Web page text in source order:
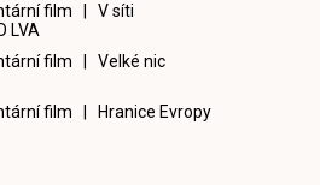
film |V síti
LVA
film |Velké nic
film | Hranice Evropy